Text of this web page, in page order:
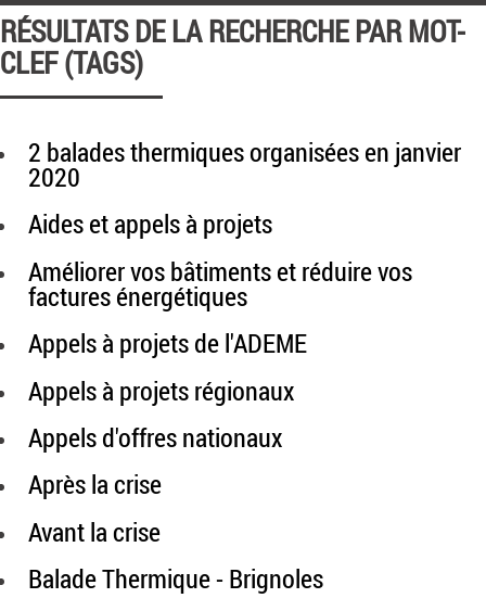
RÉSULTATS DE LA RECHERCHE PAR MOT-
CLEF (TAGS)
2 balades thermiques organisées en janvier
2020
Aides et appels à projets
Améliorer vos bâtiments et réduire vos
factures énergétiques
Appels à projets de l'ADEME
Appels à projets régionaux
Appels d'offres nationaux
Après la crise
Avant la crise
Balade Thermique - Brignoles